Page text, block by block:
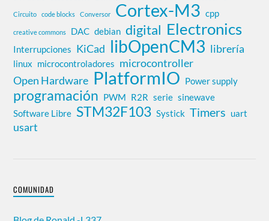
Circuito code blocks Conversor Cortex-M3 cpp
creative commons DAC debian digital Electronics
Interrupciones KiCad libOpenCM3 librería
linux microcontroladores microcontroller
Open Hardware PlatformIO Power supply
programación PWM R2R serie sinewave
Software Libre STM32F103 Systick Timers uart
usart
COMUNIDAD